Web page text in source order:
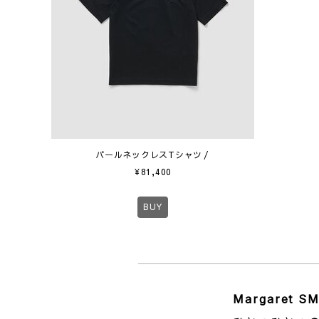
パールネックレスTシャツ
¥81,400
BUY
Margaret